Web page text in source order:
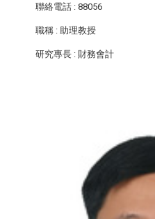
聯絡電話 : 88056
職稱 : 助理教授
研究專長 : 財務會計